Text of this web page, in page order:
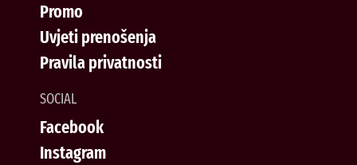
Promo
Uvjeti prenošenja
Pravila privatnosti
SOCIAL
Facebook
Instagram